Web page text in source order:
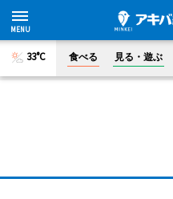
33°C 食べる 見る・遊ぶ